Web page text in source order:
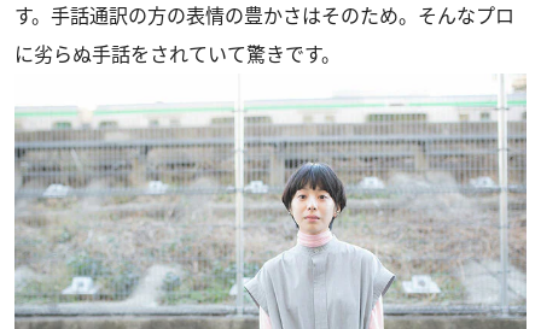
す。手話通訳の方の表情の豊かさはそのため。そんなプロ
に劣らぬ手話をされていて驚きです。